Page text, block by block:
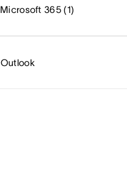
Microsoft 365 (1)
Outlook